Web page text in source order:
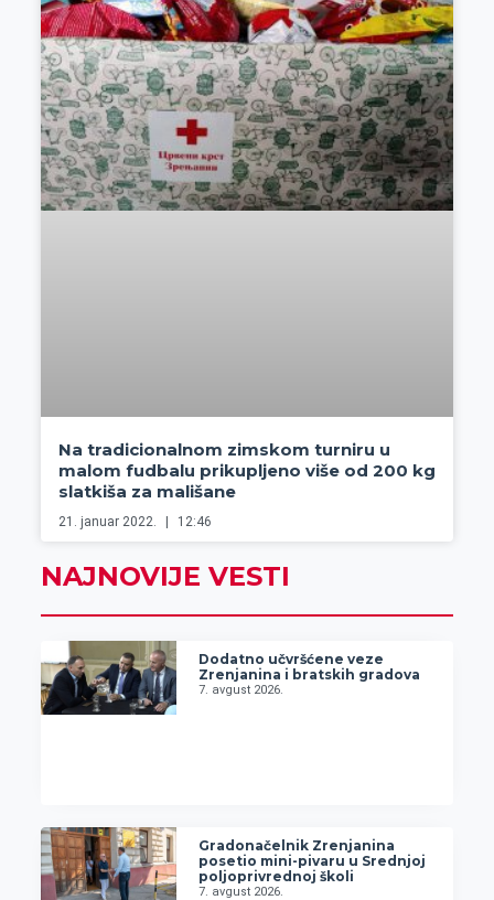
Na tradicionalnom zimskom turniru u
malom fudbalu prikupljeno više od 200 kg
slatkiša za mališane
21. januar 2022. 12:46
NAJNOVIJE VESTI
Dodatno učvršćene veze
Zrenjanina i bratskih gradova
7. avgust 2026.
Gradonačelnik Zrenjanina
posetio mini-pivaru u Srednjoj
poljoprivrednoj školi
7. avgust 2026.